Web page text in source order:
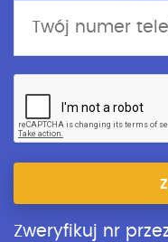
Zweryfikuj nr